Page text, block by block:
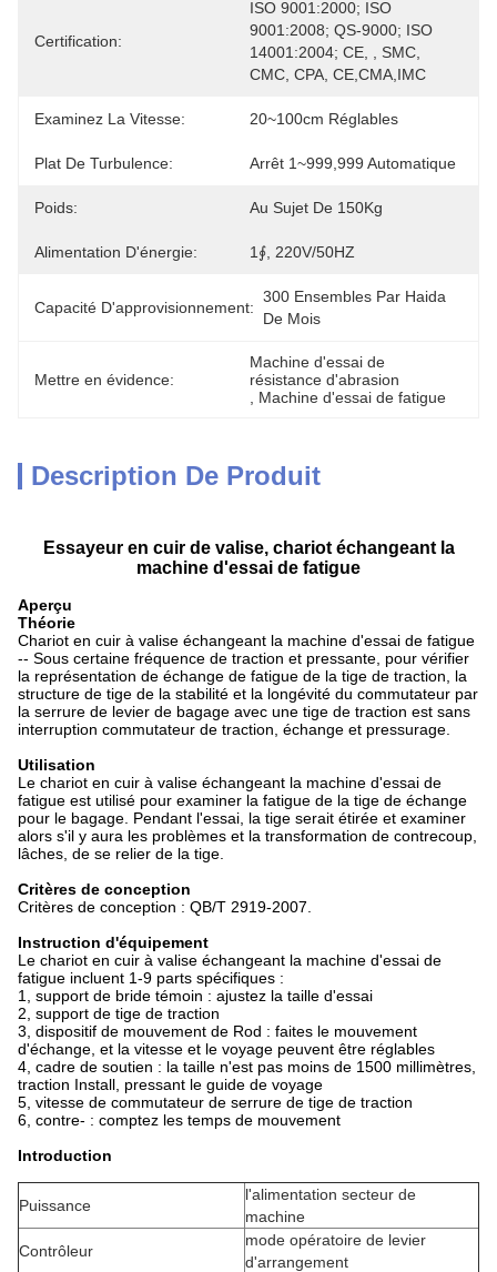
Certification:
ISO 9001:2000; ISO
9001:2008; QS-9000; ISO
14001:2004; CE, , SMC,
CMC, CPA, CE,CMA,IMC
Examinez La Vitesse: 20~100cm Réglables
Plat De Turbulence: Arrêt 1~999,999 Automatique
Poids: Au Sujet De 150Kg
Alimentation D'énergie: 1∮, 220V/50HZ
Capacité D'approvisionnement:
300 Ensembles Par Haida
De Mois
Mettre en évidence:
Machine d'essai de
résistance d'abrasion
Machine d'essai de fatigue
Description De Produit
Essayeur en cuir de valise, chariot échangeant la
machine d'essai de fatigue
Aperçu
Théorie
Chariot en cuir à valise échangeant la machine d'essai de fatigue
-- Sous certaine fréquence de traction et pressante, pour vérifier
la représentation de échange de fatigue de la tige de traction, la
structure de tige de la stabilité et la longévité du commutateur par
la serrure de levier de bagage avec une tige de traction est sans
interruption commutateur de traction, échange et pressurage.
Utilisation
Le chariot en cuir à valise échangeant la machine d'essai de
fatigue est utilisé pour examiner la fatigue de la tige de échange
pour le bagage. Pendant l'essai, la tige serait étirée et examiner
alors s'il y aura les problèmes et la transformation de contrecoup,
lâches, de se relier de la tige.
Critères de conception
Critères de conception : QB/T 2919-2007.
Instruction d'équipement
Le chariot en cuir à valise échangeant la machine d'essai de
fatigue incluent 1-9 parts spécifiques :
1, support de bride témoin : ajustez la taille d'essai
2, support de tige de traction
3, dispositif de mouvement de Rod : faites le mouvement
d'échange, et la vitesse et le voyage peuvent être réglables
4, cadre de soutien : la taille n'est pas moins de 1500 millimètres,
traction Install, pressant le guide de voyage
5, vitesse de commutateur de serrure de tige de traction
6, contre- : comptez les temps de mouvement
Introduction
Puissance
l'alimentation secteur de
machine
Contrôleur
mode opératoire de levier
d'arrangement